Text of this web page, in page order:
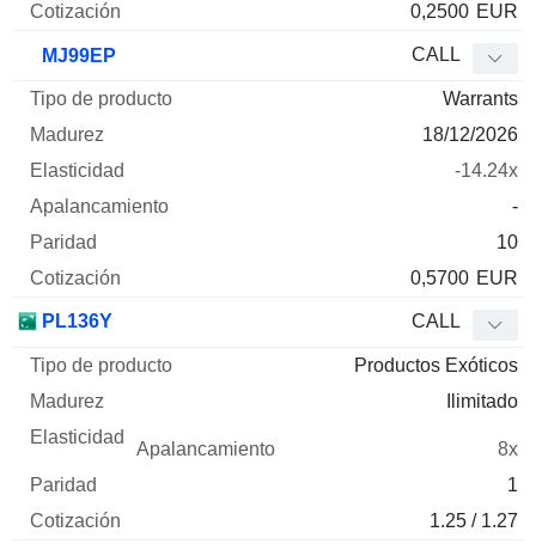
0,2500 EUR
MJ99EP CALL
Warrants
18/12/2026
-14.24x
-
10
0,5700 EUR
PL136Y CALL
Productos Exóticos
Ilimitado
8x
1
1.25 / 1.27